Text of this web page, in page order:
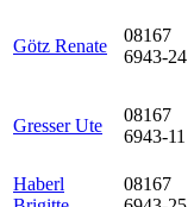
Götz Renate
08167
6943-24
Gresser Ute
08167
6943-11
Haberl
08167